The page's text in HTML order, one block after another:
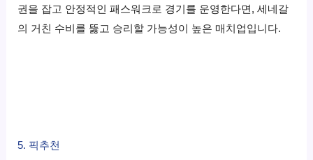
권을 잡고 안정적인 패스워크로 경기를 운영한다면, 세네갈
의 거친 수비를 뚫고 승리할 가능성이 높은 매치업입니다.
5. 픽추천